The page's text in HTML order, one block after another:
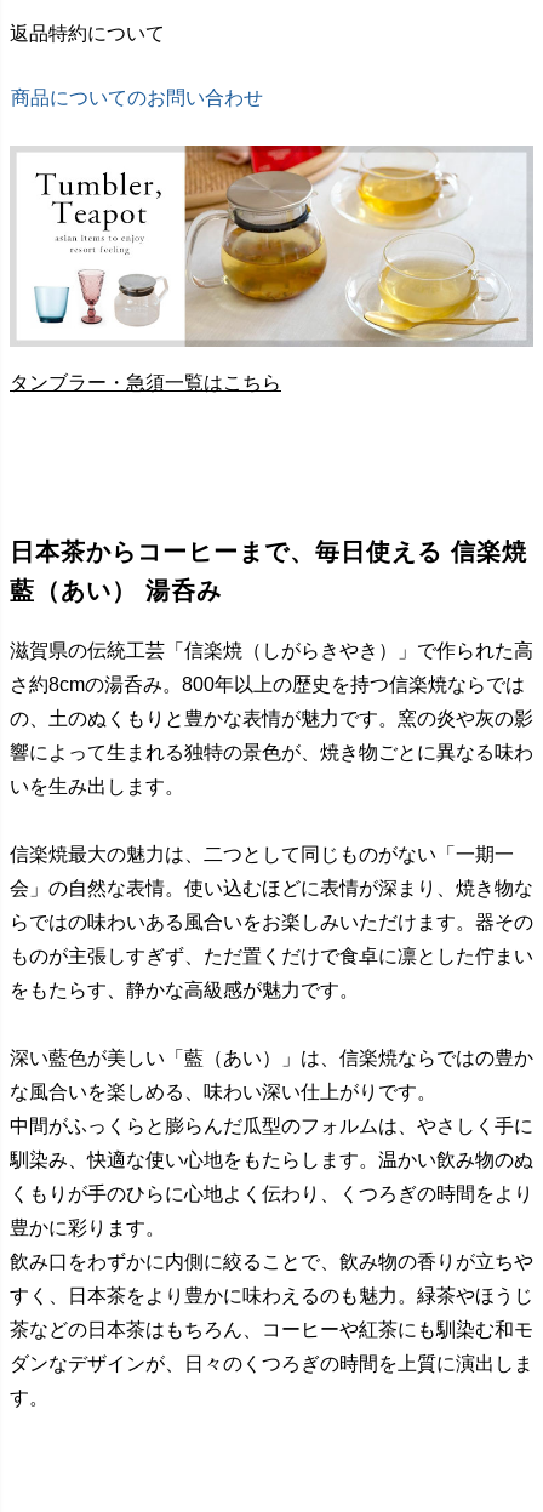
返品特約について
商品についてのお問い合わせ
タンブラー・急須一覧はこちら
日本茶からコーヒーまで、毎日使える 信楽焼
藍（あい） 湯呑み
滋賀県の伝統工芸「信楽焼（しがらきやき）」で作られた高
さ約8cmの湯呑み。800年以上の歴史を持つ信楽焼ならでは
の、土のぬくもりと豊かな表情が魅力です。窯の炎や灰の影
響によって生まれる独特の景色が、焼き物ごとに異なる味わ
いを生み出します。
信楽焼最大の魅力は、二つとして同じものがない「一期一
会」の自然な表情。使い込むほどに表情が深まり、焼き物な
らではの味わいある風合いをお楽しみいただけます。器その
ものが主張しすぎず、ただ置くだけで食卓に凛とした佇まい
をもたらす、静かな高級感が魅力です。
深い藍色が美しい「藍（あい）」は、信楽焼ならではの豊か
な風合いを楽しめる、味わい深い仕上がりです。
中間がふっくらと膨らんだ瓜型のフォルムは、やさしく手に
馴染み、快適な使い心地をもたらします。温かい飲み物のぬ
くもりが手のひらに心地よく伝わり、くつろぎの時間をより
豊かに彩ります。
飲み口をわずかに内側に絞ることで、飲み物の香りが立ちや
すく、日本茶をより豊かに味わえるのも魅力。緑茶やほうじ
茶などの日本茶はもちろん、コーヒーや紅茶にも馴染む和モ
ダンなデザインが、日々のくつろぎの時間を上質に演出しま
す。